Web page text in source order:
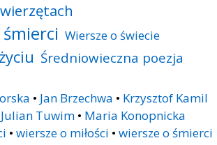
Wiersze o świecie
Średniowieczna poezja
• Jan Brzechwa • Krzysztof Kamil
Julian Tuwim• Maria Konopnicka
• wiersze o miłości • wiersze o śmierci